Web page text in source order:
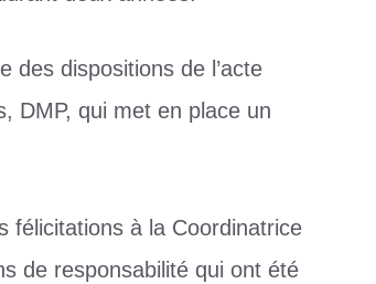
des dispositions de l’acte
DMP, qui met en place un
félicitations à la Coordinatrice
de responsabilité qui ont été